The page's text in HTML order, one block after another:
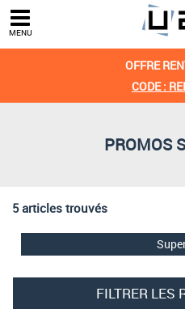
MENU
OFFRE
CODE :
PROMOS
5 articles trouvés
FILTRER LES
Trier par
Derniers arrivages